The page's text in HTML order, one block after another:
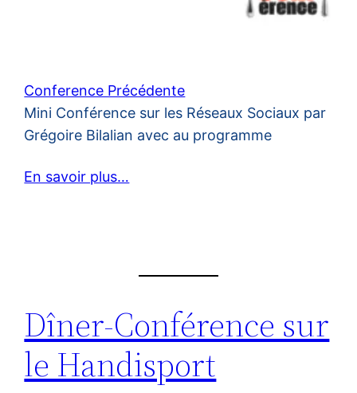
Conference Précédente
Mini Conférence sur les Réseaux Sociaux par
Grégoire Bilalian avec au programme
En savoir plus…
Dîner-Conférence sur
le Handisport